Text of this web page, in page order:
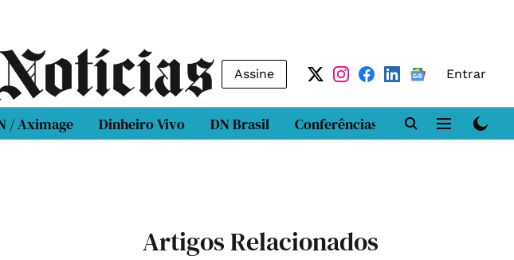
Assine Entrar
/ Aximage Dinheiro Vivo DN Brasil Conferências DN LAB
Artigos Relacionados